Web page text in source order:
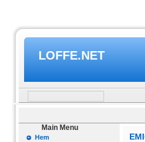
LOFFE.NET
Main Menu
Hem